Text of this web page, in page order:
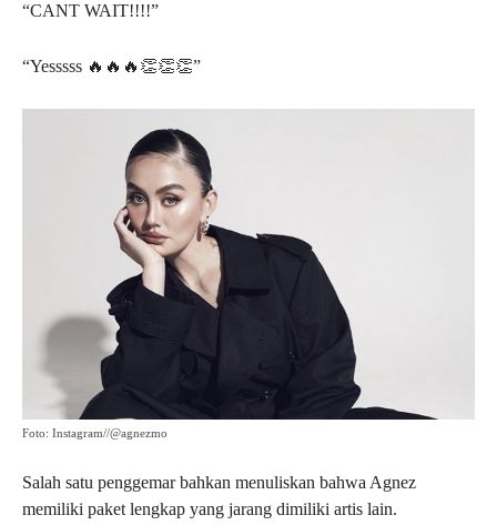
“CANT WAIT!!!!”
“Yesssss 🔥🔥🔥👏👏👏”
Foto: Instagram//@agnezmo
Salah satu penggemar bahkan menuliskan bahwa Agnez
memiliki paket lengkap yang jarang dimiliki artis lain.